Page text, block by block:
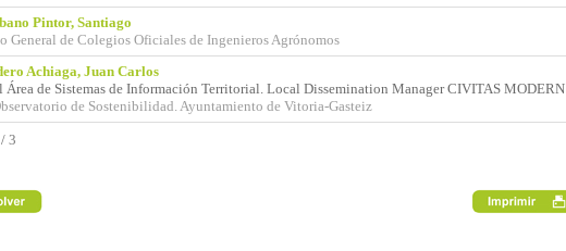
Pintor, Santiago
General de Colegios Oficiales de Ingenieros Agrónomos
Achiaga, Juan Carlos
Área de Sistemas de Información Territorial. Local Dissemination Manager CIVITAS MODERN
de Sostenibilidad. Ayuntamiento de Vitoria-Gasteiz
/ 3